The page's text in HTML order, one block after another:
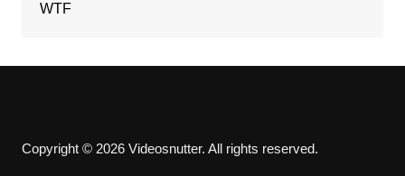
WTF
Copyright © 2026 Videosnutter. All rights reserved.